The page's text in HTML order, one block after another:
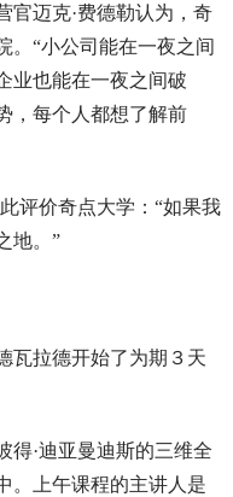
官迈克·费德勒认为，奇
。“小公司能在一夜之间
业也能在一夜之间破
，每个人都想了解前
评价奇点大学：“如果我
地。”
瓦拉德开始了为期３天
得·迪亚曼迪斯的三维全
。上午课程的主讲人是